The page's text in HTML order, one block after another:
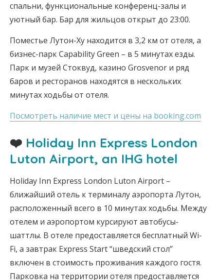
спальни, функциональные конференц-залы и
уютный бар. Бар для жильцов открыт до 23:00.
Поместье Лутон-Ху находится в 3,2 км от отеля, а
бизнес-парк Capability Green – в 5 минутах езды.
Парк и музей Стоквуд, казино Grosvenor и ряд
баров и ресторанов находятся в нескольких
минутах ходьбы от отеля.
Посмотреть наличие мест и цены на booking.com
❤️ Holiday Inn Express London
Luton Airport, an IHG hotel
Holiday Inn Express London Luton Airport –
ближайший отель к терминалу аэропорта Лутон,
расположенный всего в 10 минутах ходьбы. Между
отелем и аэропортом курсируют автобусы-
шаттлы. В отеле предоставляется бесплатный Wi-
Fi, а завтрак Express Start “шведский стол”
включен в стоимость проживания каждого гостя.
Парковка на территории отеля предоставляется